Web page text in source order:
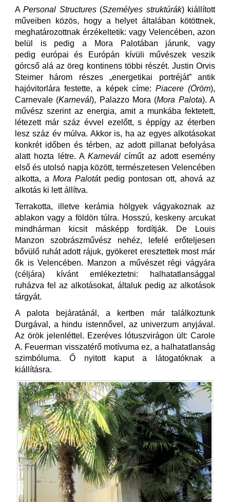
APersonal Structures (Személyes struktúrák) kiállított
műveiben közös, hogy a helyet általában kötöttnek,
meghatározottnak érzékeltetik: vagy Velencében, azon
belül is pedig a Mora Palotában járunk, vagy
pedig európai és Európán kívüli művészek veszik
górcső alá az öreg kontinens többi részét. Justin Orvis
Steimer három részes „energetikai portréját” antik
hajóvitorlára festette, a képek címe: Piacere (Öröm),
Carnevale (Karnevál), Palazzo Mora (Mora Palota). A
művész szerint az energia, amit a munkába fektetett,
létezett már száz évvel ezelőtt, s éppígy az éterben
lesz száz év múlva. Akkor is, ha az egyes alkotásokat
konkrét időben és térben, az adott pillanat befolyása
alatt hozta létre. A Karneválcíműt az adott esemény
első és utolsó napja között, természetesen Velencében
alkotta, a Mora Palotát pedig pontosan ott, ahová az
alkotás ki lett állítva.
Terrakotta, illetve kerámia hölgyek vágyakoznak az
ablakon vagy a földön túlra. Hosszú, keskeny arcukat
mindhárman kicsit másképp fordítják. De Louis
Manzon szobrászművész nehéz, lefelé erőteljesen
bővülő ruhát adott rájuk, gyökeret eresztettek most már
ők is Velencében. Manzon a művészet régi vágyára
(céljára) kívánt emlékeztetni: halhatatlansággal
ruházva fel az alkotásokat, általuk pedig az alkotások
tárgyát.
A palota bejáratánál, a kertben már találkoztunk
Durgával, a hindu istennővel, az univerzum anyjával.
Az örök jelenléttel. Ezeréves lótuszvirágon ült: Carole
A. Feuerman visszatérő motívuma ez, a halhatatlanság
szimbóluma. Ő nyitott kaput a látogatóknak a
kiállításra.